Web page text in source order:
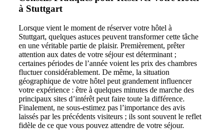
à Stuttgart
Lorsque vient le moment de réserver votre hôtel à
Stuttgart, quelques astuces peuvent transformer cette tâche
en une véritable partie de plaisir. Premièrement, prêter
attention aux dates de votre séjour est déterminant ;
certaines périodes de l’année voient les prix des chambres
fluctuer considérablement. De même, la situation
géographique de votre hôtel peut grandement influencer
votre expérience : être à quelques minutes de marche des
principaux sites d’intérêt peut faire toute la différence.
Finalement, ne sous-estimez pas l’importance des avis
laissés par les précédents visiteurs ; ils sont souvent le reflet
fidèle de ce que vous pouvez attendre de votre séjour.